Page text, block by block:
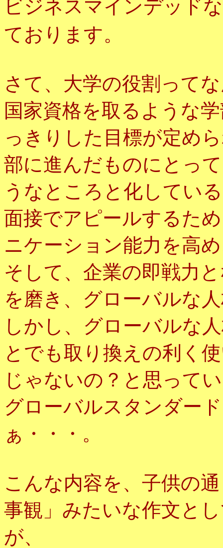
ております。
さて、大学の役割って
国家資格を取るような
っきりした目標が定め
部に進んだものにとっ
うなところと化してい
面接でアピールするた
ニケーション能力を高
そして、企業の即戦力
を磨き、グローバルな
しかし、グローバルな
とでも取り換えの利く
じゃないの？と思って
グローバルスタンダー
ぁ・・・。
こんな内容を、子供の
事観」みたいな作文と
が、